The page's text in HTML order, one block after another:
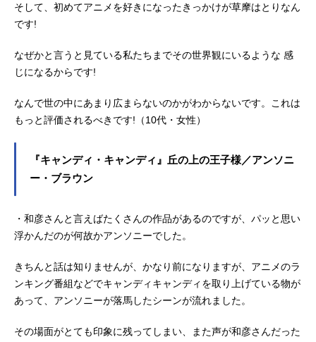
そして、初めてアニメを好きになったきっかけが草摩はとりなん
です!
なぜかと言うと見ている私たちまでその世界観にいるような 感
じになるからです!
なんで世の中にあまり広まらないのかがわからないです。これは
もっと評価されるべきです!（10代・女性）
『キャンディ・キャンディ』丘の上の王子様／アンソニ
ー・ブラウン
・和彦さんと言えばたくさんの作品があるのですが、パッと思い
浮かんだのが何故かアンソニーでした。
きちんと話は知りませんが、かなり前になりますが、アニメのラ
ンキング番組などでキャンディキャンディを取り上げている物が
あって、アンソニーが落馬したシーンが流れました。
その場面がとても印象に残ってしまい、また声が和彦さんだった